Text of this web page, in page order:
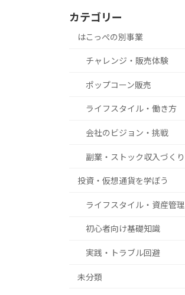
カテゴリー
はこっぺの別事業
チャレンジ・販売体験
ポップコーン販売
ライフスタイル・働き方
会社のビジョン・挑戦
副業・ストック収入づくり
投資・仮想通貨を学ぼう
ライフスタイル・資産管理
初心者向け基礎知識
実践・トラブル回避
未分類